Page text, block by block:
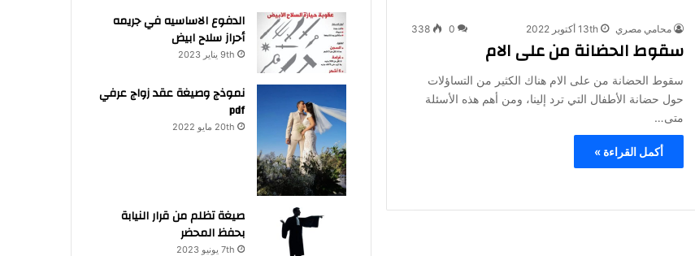
محامي مصري 13th أكتوبر 2022 0
338
سقوط الحضانة من على الام
سقوط الحضانة من على الام هناك الكثير من التساؤلات
حول حضانة الأطفال التي ترد إلينا، ومن أهم هذه الأسئلة
متى…
أكمل القراءة »
الدفوع الاساسيه في جريمه
أحراز سلاح ابيض
9th يناير 2023
نموذج وصيغة عقد زواج عرفي
pdf
20th مايو 2022
صيغة تظلم من قرار النيابة
بحفظ المحضر
7th يونيو 2023